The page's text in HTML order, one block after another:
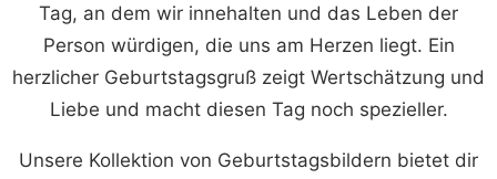
Tag, an dem wir innehalten und das Leben der
Person würdigen, die uns am Herzen liegt. Ein
herzlicher Geburtstagsgruß zeigt Wertschätzung und
Liebe und macht diesen Tag noch spezieller.
Unsere Kollektion von Geburtstagsbildern bietet dir